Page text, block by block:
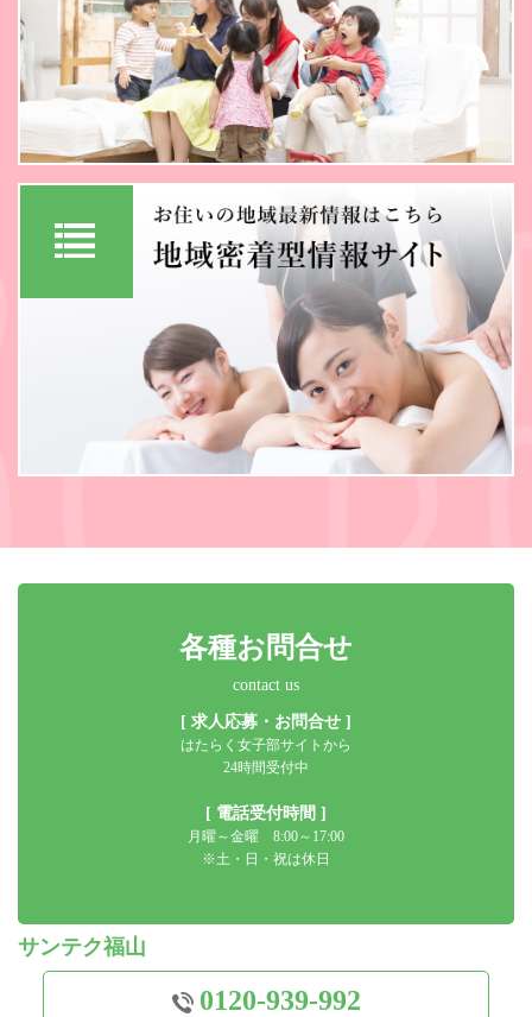
各種お問合せ
contact us
[ 求人応募・お問合せ ]
はたらく女子部サイトから
24時間受付中
[ 電話受付時間 ]
月曜～金曜 8:00～17:00
※土・日・祝は休日
サンテク福山
0120-939-992